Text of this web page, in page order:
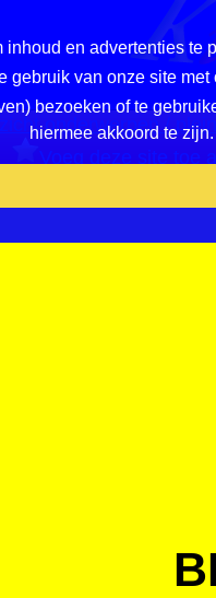
en advertenties te
gebruik van onze site
bezoeken of te
hiermee akkoord te
onderwerpen /